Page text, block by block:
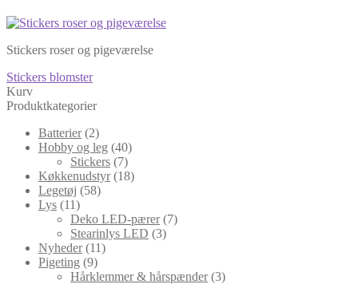
Stickers roser og pigeværelse
Indlægsnavigation
Forrige
indlæg:
Stickers blomster
Kurv
Produktkategorier
Batterier (2)
Hobby og leg (40)
Stickers (7)
Køkkenudstyr (18)
Legetøj (58)
Lys (11)
Deko LED-pærer (7)
Stearinlys LED (3)
Nyheder (11)
Pigeting (9)
Hårklemmer & hårspænder (3)